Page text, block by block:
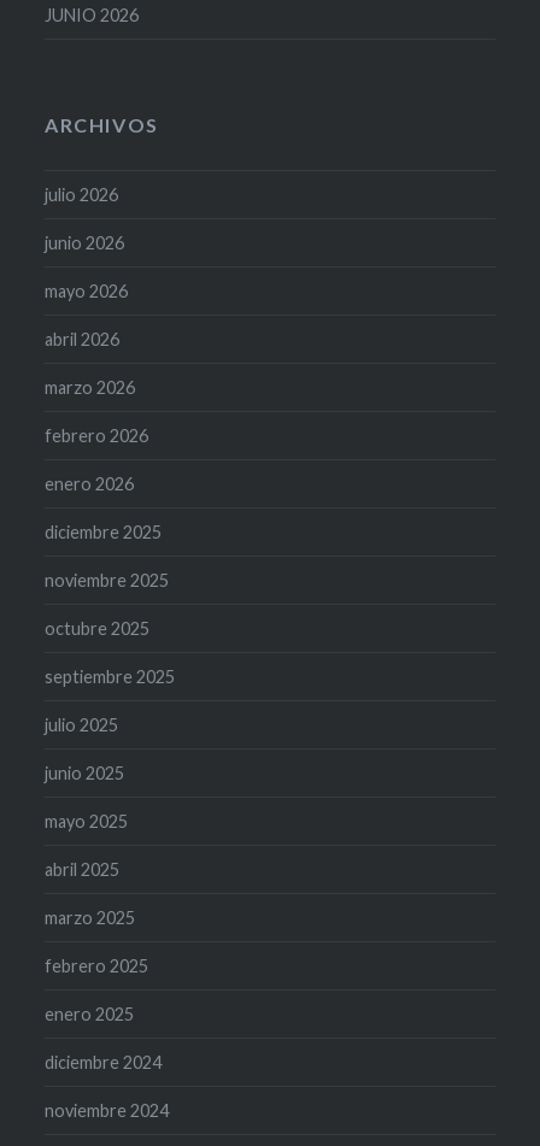
JUNIO 2026
ARCHIVOS
julio 2026
junio 2026
mayo 2026
abril 2026
marzo 2026
febrero 2026
enero 2026
diciembre 2025
noviembre 2025
octubre 2025
septiembre 2025
julio 2025
junio 2025
mayo 2025
abril 2025
marzo 2025
febrero 2025
enero 2025
diciembre 2024
noviembre 2024